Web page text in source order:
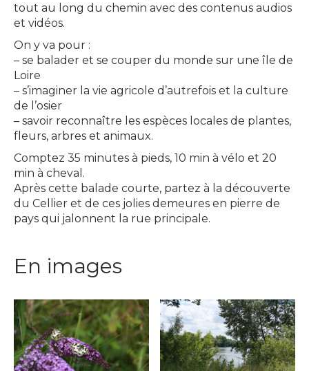
tout au long du chemin avec des contenus audios
et vidéos.
On y va pour :
– se balader et se couper du monde sur une île de
Loire
– s’imaginer la vie agricole d’autrefois et la culture
de l’osier
– savoir reconnaître les espèces locales de plantes,
fleurs, arbres et animaux.
Comptez 35 minutes à pieds, 10 min à vélo et 20
min à cheval.
Après cette balade courte, partez à la découverte
du Cellier et de ces jolies demeures en pierre de
pays qui jalonnent la rue principale.
En images